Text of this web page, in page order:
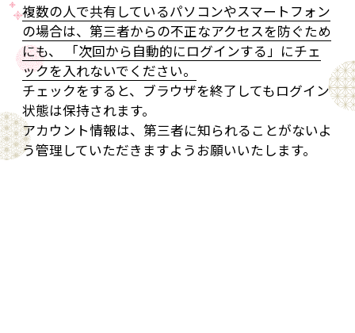
複数の人で共有しているパソコンやスマートフォン
の場合は、第三者からの不正なアクセスを防ぐため
にも、 「次回から自動的にログインする」にチェ
ックを入れないでください。
チェックをすると、ブラウザを終了してもログイン
状態は保持されます。
アカウント情報は、第三者に知られることがないよ
う管理していただきますようお願いいたします。